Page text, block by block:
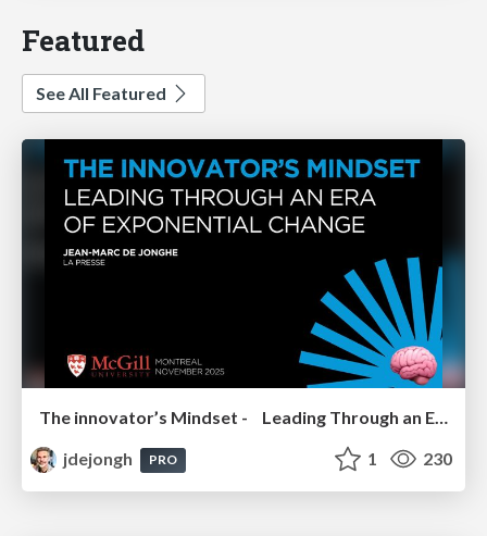
Featured
See All Featured
The innovator’s Mindset - Leading Through an Era of Exponential Change - McGill University 2025
jdejongh
PRO 1 230